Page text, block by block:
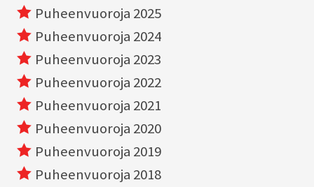
Puheenvuoroja 2025
Puheenvuoroja 2024
Puheenvuoroja 2023
Puheenvuoroja 2022
Puheenvuoroja 2021
Puheenvuoroja 2020
Puheenvuoroja 2019
Puheenvuoroja 2018